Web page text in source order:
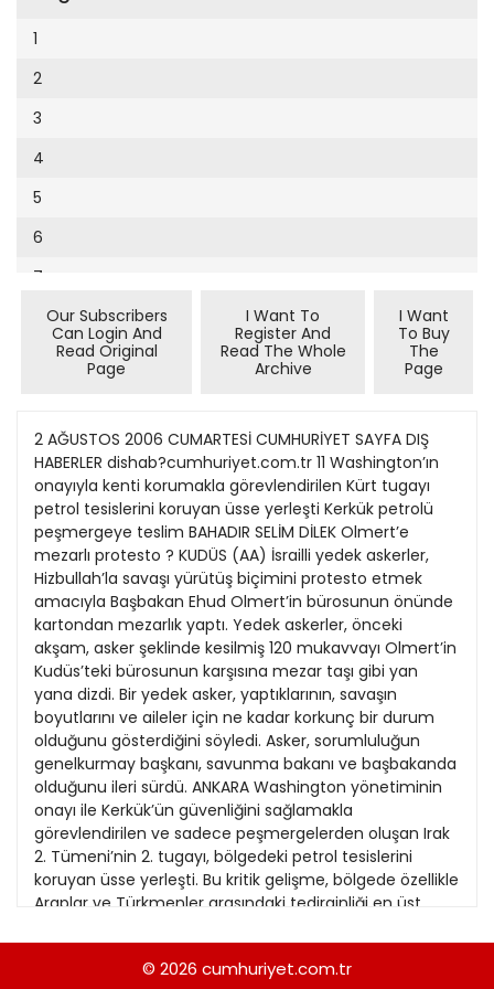
Cumhuriyet Sağlıklı Beslenme
Cumhuriyet Sokak
Cumhuriyet Spor
Cumhuriyet Strateji
Cumhuriyet Tarım
Cumhuriyet Yılbaşı
Çerçeve Eki
Dergi Eki
Ekonomi Eki
Evleniyoruz
Güney Dogu
Kitap Eki
Özel Ekler
Özel Okullar
Sevgililer Günü
Siyaset Eki
Sürdürülebilir yaşam
Turizm Eki
Yerel Yönetimler
1994
1991
1990
1989
1988
1987
1986
1985
1984
1983
1982
1981
1980
9
10
11
12
13
14
15
16
19
20
21
22
23
24
25
26
27
28
29
30
1
2
3
4
5
6
7
11
13
14
15
16
17
18
20
Our Subscribers
Can Login And
Read Original
Page
I Want To
Register And
Read The Whole
Archive
I Want
To Buy
The
Page
2 AĞUSTOS 2006 CUMARTESİ CUMHURİYET SAYFA DIŞ
HABERLER dishab?cumhuriyet.com.tr 11 Washington’ın
onayıyla kenti korumakla görevlendirilen Kürt tugayı
petrol tesislerini koruyan üsse yerleşti Kerkük petrolü
peşmergeye teslim BAHADIR SELİM DİLEK Olmert’e
mezarlı protesto ? KUDÜS (AA) İsrailli yedek askerler,
Hizbullah’la savaşı yürütüş biçimini protesto etmek
amacıyla Başbakan Ehud Olmert’in bürosunun önünde
kartondan mezarlık yaptı. Yedek askerler, önceki
akşam, asker şeklinde kesilmiş 120 mukavvayı Olmert’in
Kudüs’teki bürosunun karşısına mezar taşı gibi yan
yana dizdi. Bir yedek asker, yaptıklarının, savaşın
boyutlarını ve aileler için ne kadar korkunç bir durum
olduğunu gösterdiğini söyledi. Asker, sorumluluğun
genelkurmay başkanı, savunma bakanı ve başbakanda
olduğunu ileri sürdü. ANKARA Washington yönetiminin
onayı ile Kerkük’ün güvenliğini sağlamakla
görevlendirilen ve sadece peşmergelerden oluşan Irak
2. Tümeni’nin 2. tugayı, bölgedeki petrol tesislerini
koruyan üsse yerleşti. Bu kritik gelişme, bölgede özellikle
Araplar ve Türkmenler arasındaki tedirginliği en üst
açısından stratejik bir noktaya da silahlı güç yerleştirmiş
oldu. Cumhuriyet’in Irak’taki kaynaklardan ulaştığı
© 2026 cumhuriyet.com.tr